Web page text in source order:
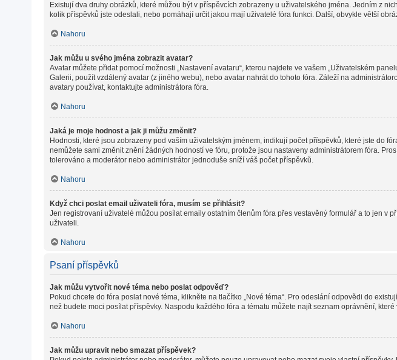
Existují dva druhy obrázků, které můžou být v příspěvcích zobrazeny u uživatelského jména. Jedním z
kolik příspěvků jste odeslali, nebo pomáhají určit jakou mají uživatelé fóra funkci. Další, obvykle větší
Nahoru
Jak můžu u svého jména zobrazit avatar?
Avatar můžete přidat pomocí možnosti „Nastavení avataru“, kterou najdete ve vašem „Uživatelském
Galerii, použít vzdálený avatar (z jiného webu), nebo avatar nahrát do tohoto fóra. Záleží na
avatary používat, kontaktujte administrátora fóra.
Nahoru
Jaká je moje hodnost a jak ji můžu změnit?
Hodnosti, které jsou zobrazeny pod vaším uživatelským jménem, indikují počet příspěvků, které jste do
nemůžete sami změnit znění žádných hodností ve fóru, protože jsou nastaveny administrátorem fóra.
tolerováno a moderátor nebo administrátor jednoduše sníží váš počet příspěvků.
Nahoru
Když chci poslat email uživateli fóra, musím se přihlásit?
Jen registrovaní uživatelé můžou posílat emaily ostatním členům fóra přes vestavěný formulář a to jen
uživateli.
Nahoru
Psaní příspěvků
Jak můžu vytvořit nové téma nebo poslat odpověď?
Pokud chcete do fóra poslat nové téma, klikněte na tlačítko „Nové téma“. Pro odeslání odpovědi do
než budete moci posílat příspěvky. Naspodu každého fóra a tématu můžete najít seznam oprávnění,
Nahoru
Jak můžu upravit nebo smazat příspěvek?